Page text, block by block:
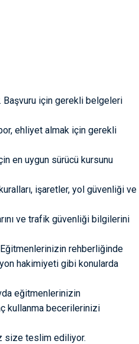
Başvuru için gerekli belgeleri
ehliyet almak için gerekli
en uygun sürücü kursunu
işaretler, yol güvenliği ve
ve trafik güvenliği bilgilerini
Eğitmenlerinizin rehberliğinde
hakimiyeti gibi konularda
eğitmenlerinizin
kullanma becerilerinizi
size teslim ediliyor.